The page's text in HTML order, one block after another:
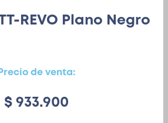
REVO Plano Negro
Precio de venta:
$ 933.900